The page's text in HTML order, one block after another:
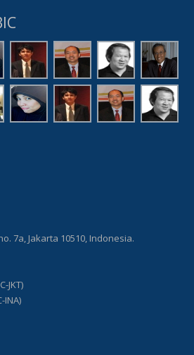
7a, Jakarta 10510, Indonesia.
JKT)